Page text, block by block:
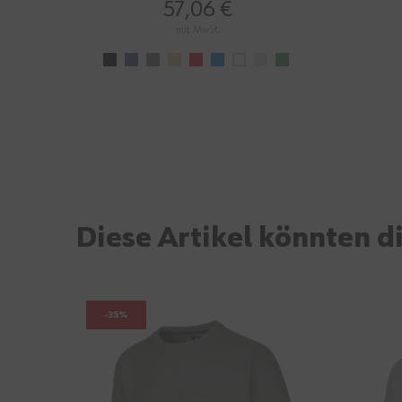
57,06 €
Diese Artikel könnten
-35%